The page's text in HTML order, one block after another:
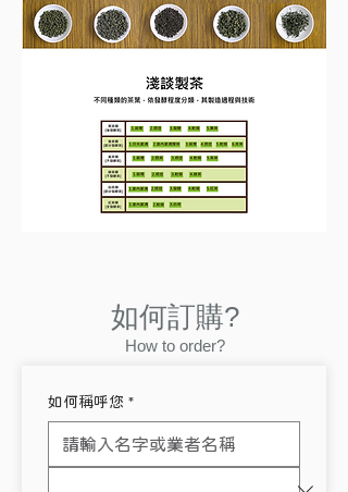
如何訂購?
How to order?
如何稱呼您 *